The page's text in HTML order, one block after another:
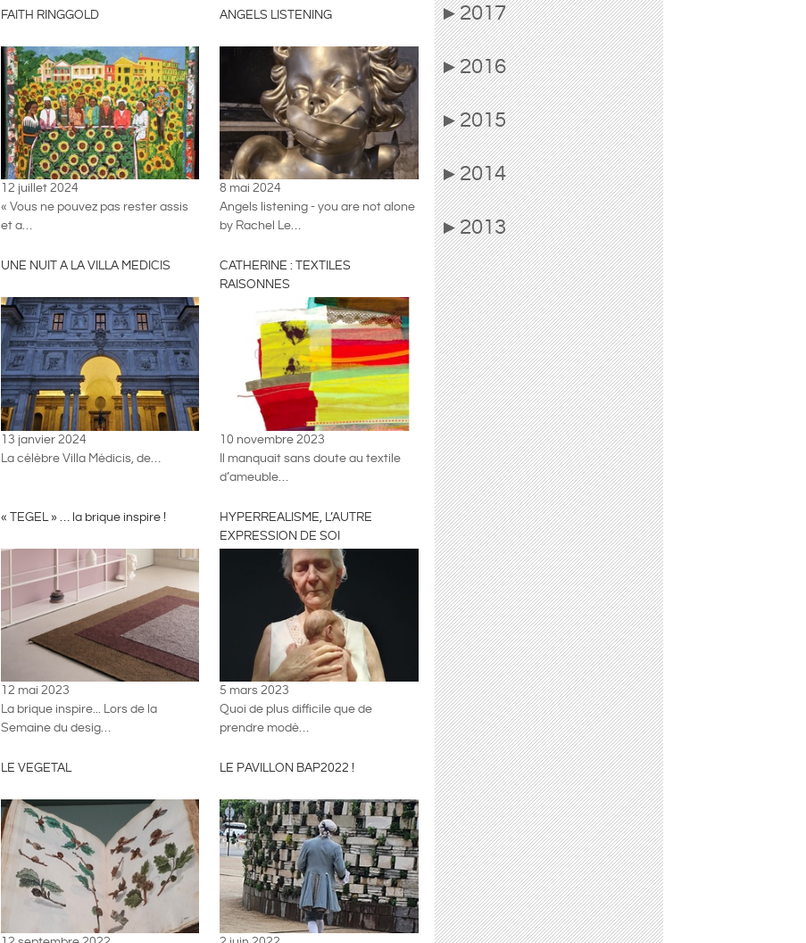
FAITH RINGGOLD
12 juillet 2024
« Vous ne pouvez pas rester assis
et a…
ANGELS LISTENING
8 mai 2024
Angels listening - you are not alone
by Rachel Le…
UNE NUIT A LA VILLA MEDICIS
13 janvier 2024
La célèbre Villa Médicis, de…
CATHERINE : TEXTILES
RAISONNES
10 novembre 2023
Il manquait sans doute au textile
d’ameuble…
« TEGEL » … la brique inspire !
12 mai 2023
La brique inspire... Lors de la
Semaine du desig…
HYPERREALISME, L’AUTRE
EXPRESSION DE SOI
5 mars 2023
Quoi de plus difficile que de
prendre modè…
LE VEGETAL LE PAVILLON BAP2022 !
▶2017
▶2016
▶2015
▶2014
▶2013